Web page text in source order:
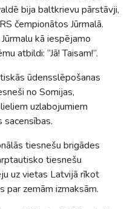
bija baltkrievu pārstāvji,
čempionātos Jūrmalā.
kā iespējamo
atbildi: “Jā! Taisam!”.
ūdensslēpošanas
no Somijas,
uzlabojumiem
tiesnešu brigādes
tiesnešu
uz vietas Latvijā rīkot
par zemām izmaksām.